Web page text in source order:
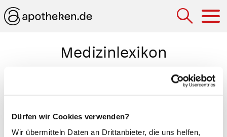
Dürfen wir Cookies verwenden?
Wir übermitteln Daten an Drittanbieter, die uns helfen,
Medizinlexikon
Blutserum. Diese vom Immunsystem gebildeten
Abwehrstoffe (Antikörper) sind gegen